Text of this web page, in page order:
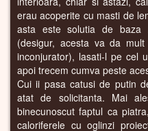
erau acoperite cu masti de
asta este solutia de baza
(desigur, acesta va da
inconjurator), lasati-l pe cel
apoi trecem cumva peste
Cui ii pasa catusi de putin
atat de solicitanta. Mai
binecunoscut faptul ca
caloriferele cu oglinzi